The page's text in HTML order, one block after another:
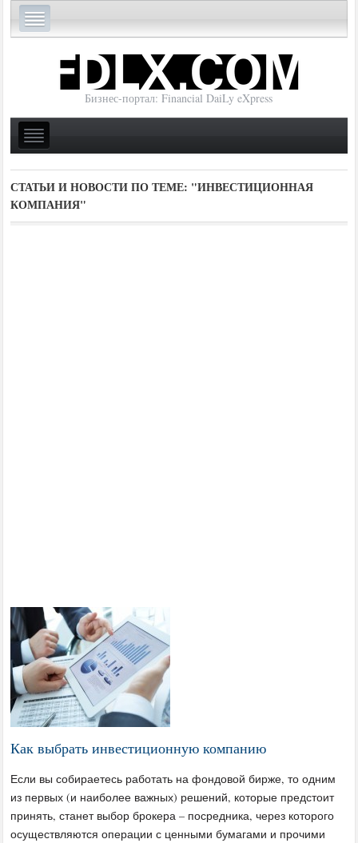
Бизнес-портал: Financial DaiLy eXpress
СТАТЬИ И НОВОСТИ ПО ТЕМЕ: "ИНВЕСТИЦИОННАЯ
КОМПАНИЯ"
Как выбрать инвестиционную компанию
Если вы собираетесь работать на фондовой бирже, то одним
из первых (и наиболее важных) решений, которые предстоит
принять, станет выбор брокера – посредника, через которого
осуществляются операции с ценными бумагами и прочими